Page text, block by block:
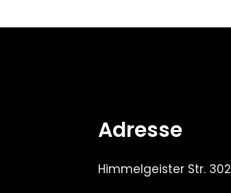
Adresse
Himmelgeister Str. 302